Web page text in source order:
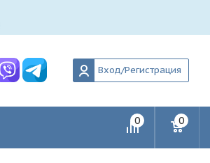
Вход/Регистрация
0 0